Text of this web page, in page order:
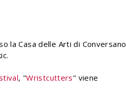
la Casa delle Arti di Conversano
, "Wristcutters" viene